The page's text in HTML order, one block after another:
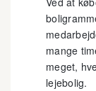
mange
meget,
lejebolig.